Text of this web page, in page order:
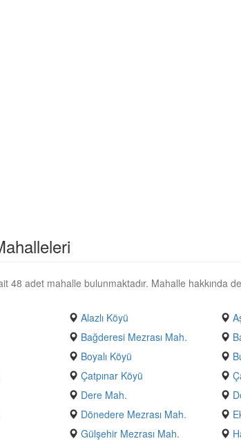
48 adet mahalle bulunmaktadır. Mahalle hakkında
Alazlı Köyü
Bağderesi Mezrası Mah.
Boyalı Köyü
Çatpınar Köyü
Dere Mah.
Dönedere Mezrası Mah.
Gülşehir Mezrası Mah.